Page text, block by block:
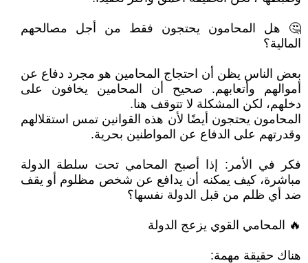
🤔 هل المحامون يحتجون فقط من أجل مصالحهم
المالية؟
بعض الناس يظن أن احتجاج المحامين هو مجرد دفاع عن
أموالهم وأتعابهم. صحيح أن المحامين يخافون على
دخلهم، لكن المشكلة لا تتوقف هنا.
المحامون يحتجون أيضًا لأن هذه القوانين تمس استقلالهم
وقدرتهم على الدفاع عن المواطنين بحرية.
فكر في الأمر: إذا أصبح المحامي تحت سلطة الدولة
مباشرة، كيف يمكنه أن يدافع عن شخص مظلوم أو يقف
ضد أي ظلم من قبل الدولة نفسها؟
🔥 المحامي القوي يزعج الدولة
هناك حقيقة مهمة: